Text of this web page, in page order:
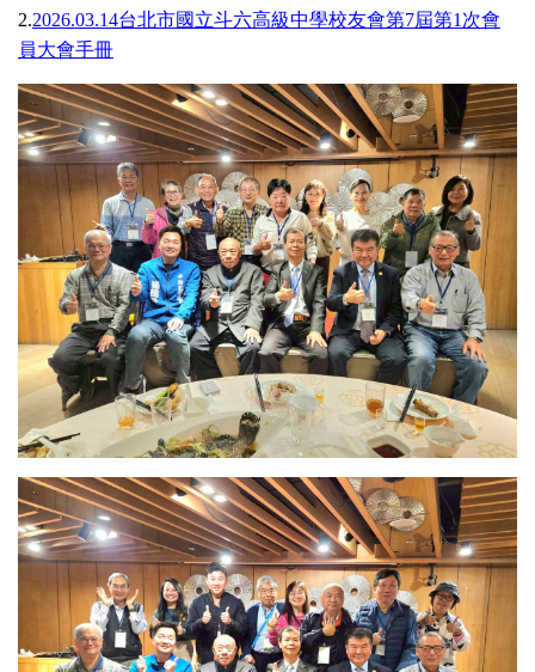
2.2026.03.14台北市國立斗六高級中學校友會第7屆第1次會
員大會手冊